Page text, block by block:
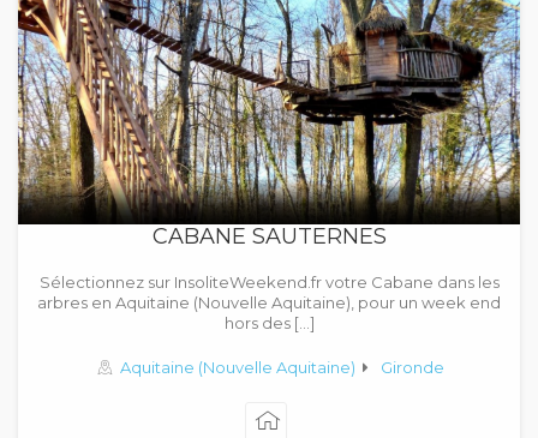
CABANE SAUTERNES
Sélectionnez sur InsoliteWeekend.fr votre Cabane dans les
arbres en Aquitaine (Nouvelle Aquitaine), pour un week end
hors des […]
Aquitaine (Nouvelle Aquitaine) Gironde